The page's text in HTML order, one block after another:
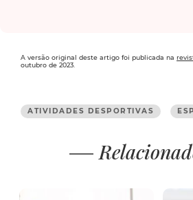
A versão original deste artigo foi publicada na
outubro de 2023.
ATIVIDADES DESPORTIVAS